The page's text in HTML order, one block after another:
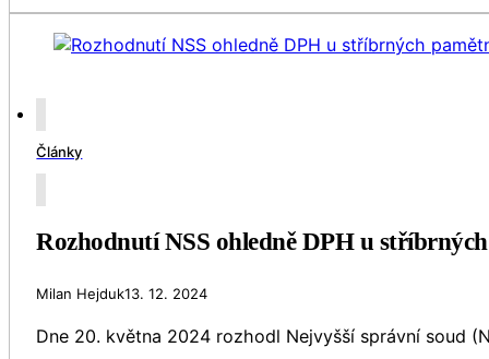
Články
Rozhodnutí NSS ohledně DPH u
Milan Hejduk13. 12. 2024
Dne 20. května 2024 rozhodl Nejvyšší správní soud